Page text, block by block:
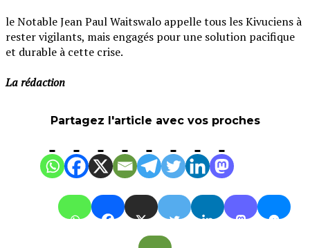
‎le Notable Jean Paul Waitswalo appelle tous les Kivuciens à
rester vigilants, mais engagés pour une solution pacifique
et durable à cette crise.
‎La rédaction
Partagez l'article avec vos proches